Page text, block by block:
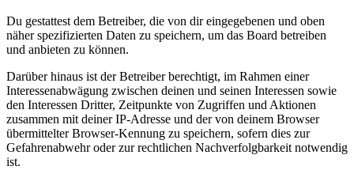
Du gestattest dem Betreiber, die von dir eingegebenen und oben
näher spezifizierten Daten zu speichern, um das Board betreiben
und anbieten zu können.
Darüber hinaus ist der Betreiber berechtigt, im Rahmen einer
Interessenabwägung zwischen deinen und seinen Interessen sowie
den Interessen Dritter, Zeitpunkte von Zugriffen und Aktionen
zusammen mit deiner IP-Adresse und der von deinem Browser
übermittelter Browser-Kennung zu speichern, sofern dies zur
Gefahrenabwehr oder zur rechtlichen Nachverfolgbarkeit notwendig
ist.